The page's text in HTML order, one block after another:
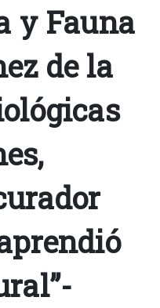
y Fauna
de la